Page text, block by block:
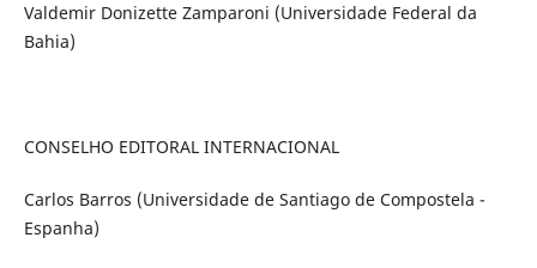
Valdemir Donizette Zamparoni (Universidade Federal da
Bahia)
CONSELHO EDITORAL INTERNACIONAL
Carlos Barros (Universidade de Santiago de Compostela -
Espanha)